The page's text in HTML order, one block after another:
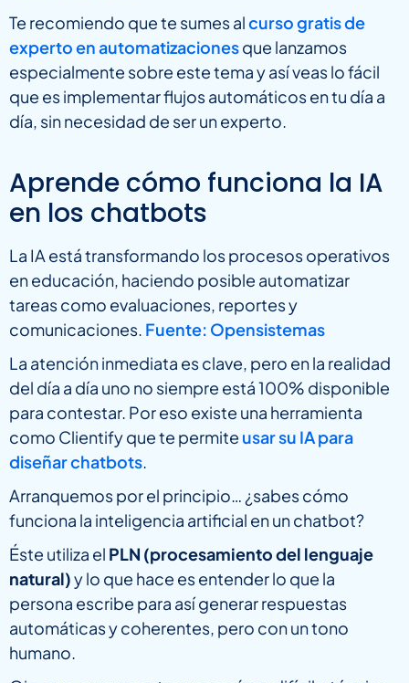
Te recomiendo que te sumes alcurso gratis de
experto en automatizacionesque lanzamos
especialmente sobre este tema y así veas lo fácil
que es implementar flujos automáticos en tu día a
día, sin necesidad de ser un experto.
Aprende cómo funciona la IA
en los chatbots
La IA está transformando los procesos operativos
en educación, haciendo posible automatizar
tareas como evaluaciones, reportes y
comunicaciones. Fuente: Opensistemas
La atención inmediata es clave, pero en la realidad
del día a día uno no siempre está 100% disponible
para contestar. Por eso existe una herramienta
como Clientify que te permite usar su IA para
diseñar chatbots.
Arranquemos por el principio… ¿sabes cómo
funciona la inteligencia artificial en un chatbot?
Éste utiliza el PLN (procesamiento del lenguaje
natural)y lo que hace es entender lo que la
persona escribe para así generar respuestas
automáticas y coherentes, pero con un tono
humano.